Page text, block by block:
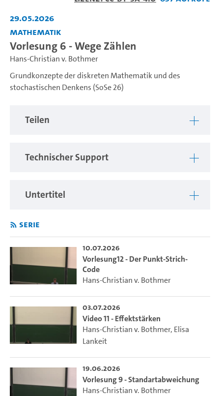
29.05.2026
Mathematik
Vorlesung 6 - Wege Zählen
Hans-Christian v. Bothmer
Grundkonzepte der diskreten Mathematik und des
stochastischen Denkens (SoSe 26)
Teilen
Technischer Support
Untertitel
Serie
10.07.2026
Vorlesung12 - Der Punkt-Strich-
Code
Hans-Christian v. Bothmer
03.07.2026
Video 11 - Effektstärken
Hans-Christian v. Bothmer, Elisa
Lankeit
19.06.2026
Vorlesung 9 - Standartabweichung
Hans-Christian v. Bothmer